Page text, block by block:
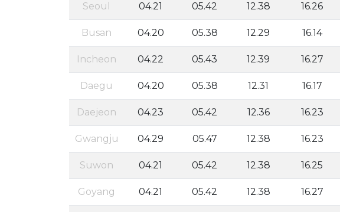
Seoul 04.21 05.42 12.38 16.26
Busan 04.20 05.38 12.29 16.14
Incheon 04.22 05.43 12.39 16.27
Daegu 04.20 05.38 12.31 16.17
Daejeon 04.23 05.42 12.36 16.23
Gwangju 04.29 05.47 12.38 16.23
Suwon 04.21 05.42 12.38 16.25
Goyang 04.21 05.42 12.38 16.27